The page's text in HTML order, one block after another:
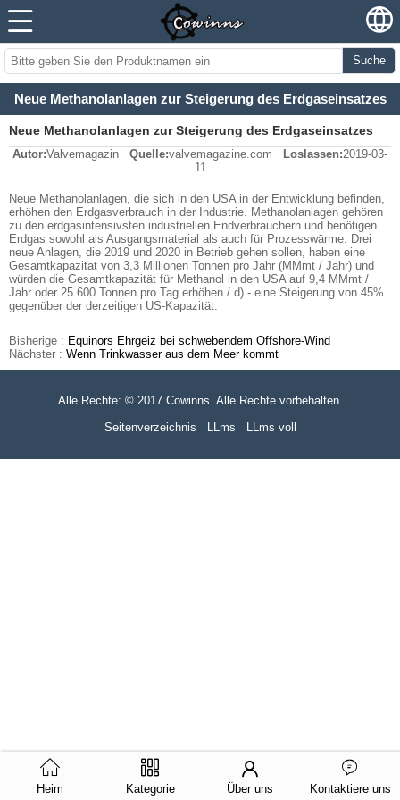
Suche
Neue Methanolanlagen zur Steigerung des Erdgaseinsatzes
Neue Methanolanlagen zur Steigerung des Erdgaseinsatzes
Autor:Valvemagazin Quelle:valvemagazine.com Loslassen:2019-03-
11
Neue Methanolanlagen, die sich in den USA in der Entwicklung befinden,
erhöhen den Erdgasverbrauch in der Industrie. Methanolanlagen gehören
zu den erdgasintensivsten industriellen Endverbrauchern und benötigen
Erdgas sowohl als Ausgangsmaterial als auch für Prozesswärme. Drei
neue Anlagen, die 2019 und 2020 in Betrieb gehen sollen, haben eine
Gesamtkapazität von 3,3 Millionen Tonnen pro Jahr (MMmt / Jahr) und
würden die Gesamtkapazität für Methanol in den USA auf 9,4 MMmt /
Jahr oder 25.600 Tonnen pro Tag erhöhen / d) - eine Steigerung von 45%
gegenüber der derzeitigen US-Kapazität.
Bisherige : Equinors Ehrgeiz bei schwebendem Offshore-Wind
Nächster : Wenn Trinkwasser aus dem Meer kommt
Alle Rechte: © 2017 Cowinns. Alle Rechte vorbehalten.
Seitenverzeichnis
LLms LLms voll
Heim Kategorie Über uns Kontaktiere uns